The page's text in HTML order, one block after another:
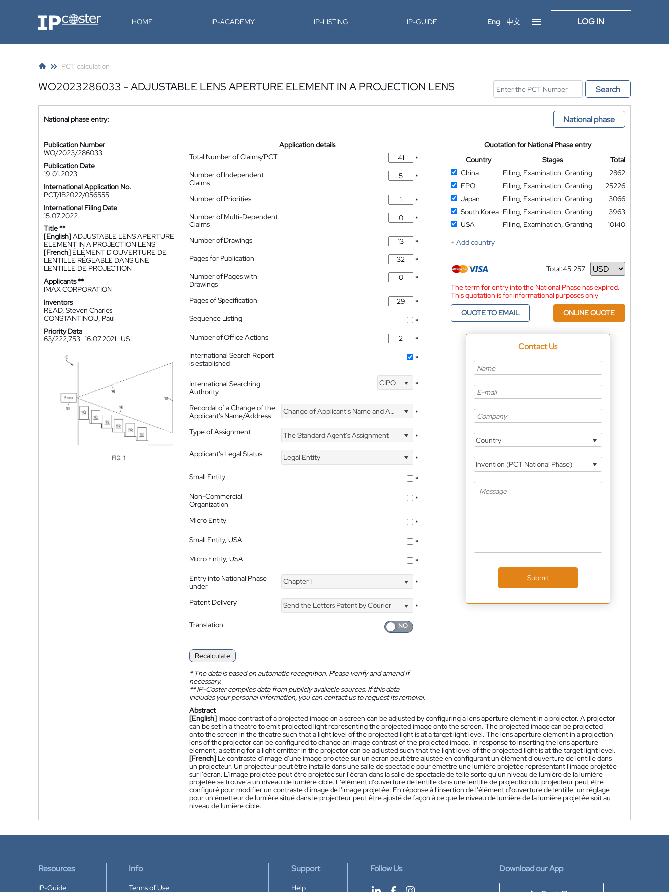
IP-Coster HOME IP-ACADEMY IP-LISTING IP-GUIDE Eng 中文 LOG IN
PCT calculation
WO2023286033 - ADJUSTABLE LENS APERTURE ELEMENT IN A PROJECTION LENS Search
National phase entry: National phase
Publication Number
WO/2023/286033
Publication Date
19.01.2023
International Application No.
PCT/IB2022/056555
International Filing Date
15.07.2022
Title **
[English]ADJUSTABLE LENS APERTURE
ELEMENT IN A PROJECTION LENS
[French] ÉLÉMENT D'OUVERTURE DE
LENTILLE RÉGLABLE DANS UNE
LENTILLE DE PROJECTION
Applicants **
IMAX CORPORATION
Inventors
READ, Steven Charles
CONSTANTINOU, Paul
Priority Data
63/222,753 16.07.2021 US
Application details
Total Number of Claims/PCT
*
Number of Independent
Claims
*
Number of Priorities
*
Number of Multi-Dependent
Claims
*
Number of Drawings
*
Pages for Publication
*
Number of Pages with
Drawings
*
Pages of Specification
*
Sequence Listing
*
Number of Office Actions
*
International Search Report
is established
*
International Searching
Authority
CIPO *
Recordal of a Change of the
Applicant's Name/Address
Change of Applicant's Name and Address *
Type of Assignment The Standard Agent's Assignment
*
Applicant's Legal Status
Legal Entity
*
Small Entity
*
Non-Commercial
Organization
*
Micro Entity
*
Small Entity, USA
*
Micro Entity, USA
*
Entry into National Phase
under
Chapter I *
Patent Delivery Send the Letters Patent by Courier
*
Translation
Recalculate
*The data is based on automatic recognition. Please verify and amend if
necessary.
**IP-Coster compiles data from publicly available sources. If this data
includes your personal information, you can contact us to request its removal.
Quotation for National Phase entry
Country
Stages
Total
China
Filing, Examination, Granting
2862
EPO
Filing, Examination, Granting
25226
Japan
Filing, Examination, Granting
3066
South Korea Filing, Examination, Granting
3963
USA
Filing, Examination, Granting
10140
+ Add country
Total:45,257
Currency
The term for entry into the National Phase has expired.
This quotation is for informational purposes only
QUOTE TO EMAIL
ONLINE QUOTE
Contact Us
Country
Invention (PCT National Phase)
Submit
Abstract
[English] Image contrast of a projected image on a screen can be adjusted by configuring a lens aperture element in a projector. A projector
can be set in a theatre to emit projected light representing the projected image onto the screen. The projected image can be projected
onto the screen in the theatre such that a light level of the projected light is at a target light level. The lens aperture element in a projection
lens of the projector can be configured to change an image contrast of the projected image. In response to inserting the lens aperture
element, a setting for a light emitter in the projector can be adjusted such that the light level of the projected light is at the target light level.
[French] Le contraste d'image d'une image projetée sur un écran peut être ajustée en configurant un élément d'ouverture de lentille dans
un projecteur. Un projecteur peut être installé dans une salle de spectacle pour émettre une lumière projetée représentant l'image projetée
sur l'écran. L'image projetée peut être projetée sur l'écran dans la salle de spectacle de telle sorte qu'un niveau de lumière de la lumière
projetée se trouve à un niveau de lumière cible. L'élément d'ouverture de lentille dans une lentille de projection du projecteur peut être
configuré pour modifier un contraste d'image de l'image projetée. En réponse à l'insertion de l'élément d'ouverture de lentille, un réglage
pour un émetteur de lumière situé dans le projecteur peut être ajusté de façon à ce que le niveau de lumière de la lumière projetée soit au
niveau de lumière cible.
Resources
IP-Guide
Info
Terms of Use
Support
Help
Follow Us Download our App